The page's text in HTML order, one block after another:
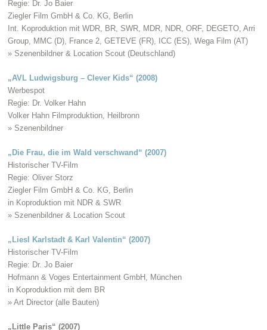
Regie: Dr. Jo Baier
Ziegler Film GmbH & Co. KG, Berlin
Int. Koproduktion mit WDR, BR, SWR, MDR, NDR, ORF, DEGETO, Arri
Group, MMC (D), France 2, GETEVE (FR), ICC (ES), Wega Film (AT)
» Szenenbildner & Location Scout (Deutschland)
„AVL Ludwigsburg – Clever Kids“ (2008)
Werbespot
Regie: Dr. Volker Hahn
Volker Hahn Filmproduktion, Heilbronn
» Szenenbildner
„Die Frau, die im Wald verschwand“ (2007)
Historischer TV-Film
Regie: Oliver Storz
Ziegler Film GmbH & Co. KG, Berlin
in Koproduktion mit NDR & SWR
» Szenenbildner & Location Scout
„Liesl Karlstadt & Karl Valentin“ (2007)
Historischer TV-Film
Regie: Dr. Jo Baier
Hofmann & Voges Entertainment GmbH, München
in Koproduktion mit dem BR
» Art Director (alle Bauten)
„Little Paris“ (2007)